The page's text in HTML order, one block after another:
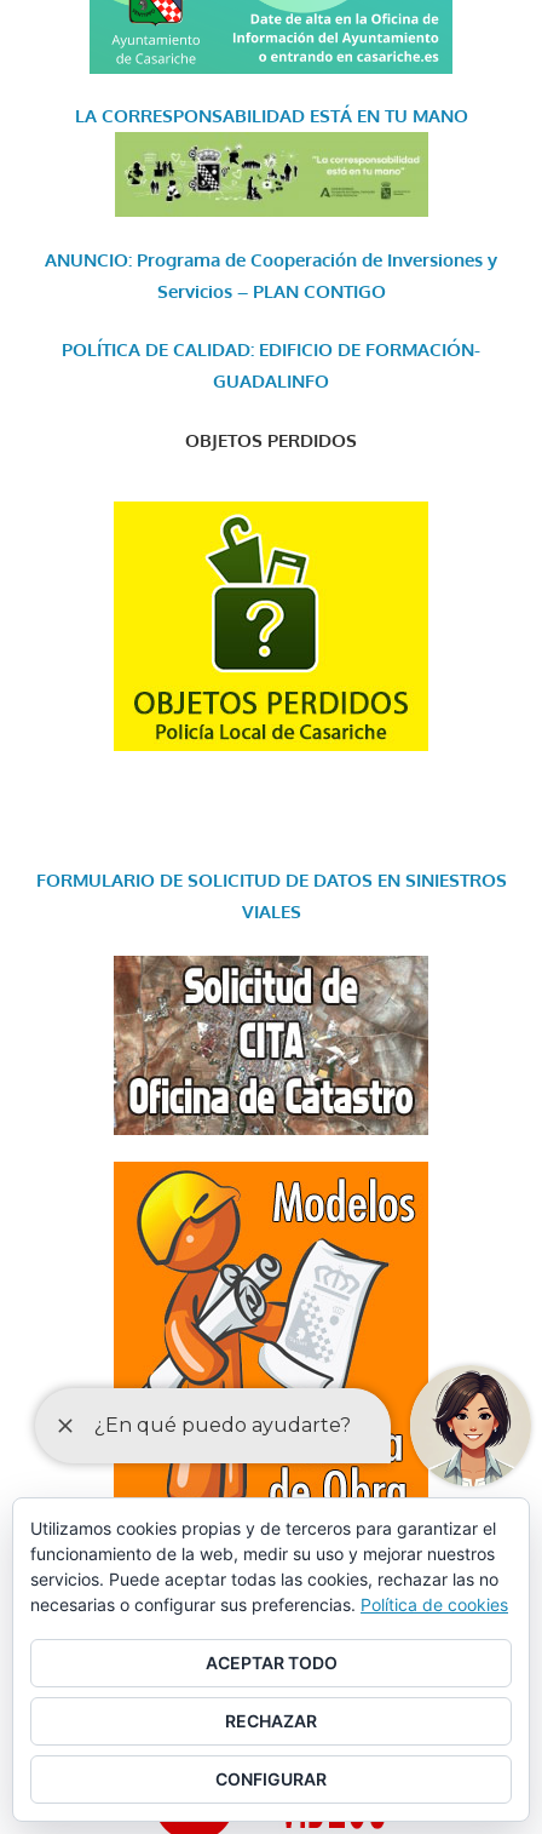
LA CORRESPONSABILIDAD ESTÁ EN TU MANO
ANUNCIO: Programa de Cooperación de Inversiones y
Servicios – PLAN CONTIGO
POLÍTICA DE CALIDAD: EDIFICIO DE FORMACIÓN-
GUADALINFO
OBJETOS PERDIDOS
FORMULARIO DE SOLICITUD DE DATOS EN SINIESTROS
VIALES
DECLARACIONES RESPONSABLES Y COMUNICACIONES
PREVIAS PARA EL EJERCICIO DE ACTIVIDADES
Utilizamos cookies propias y de terceros para garantizar el
funcionamiento de la web, medir su uso y mejorar nuestros
servicios. Puede aceptar todas las cookies, rechazar las no
necesarias o configurar sus preferencias. Política de cookies
ACEPTAR TODO
RECHAZAR
CONFIGURAR